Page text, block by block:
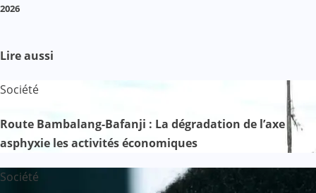
2026
Lire aussi
Société
Route Bambalang-Bafanji : La dégradation de l’axe
asphyxie les activités économiques
Société